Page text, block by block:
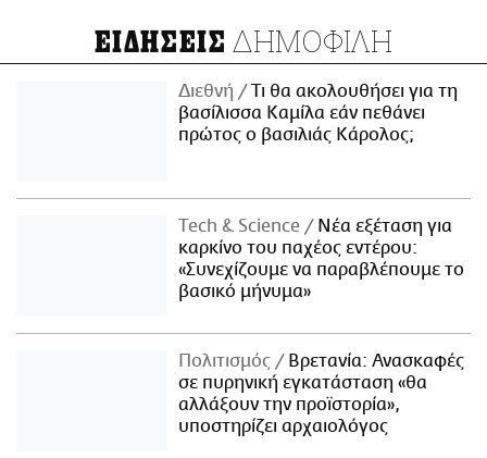
ΕΙΔΗΣΕΙΣ ΔΗΜΟΦΙΛΗ
Διεθνή
Τι θα ακολουθήσει για τη
βασίλισσα Καμίλα εάν πεθάνει
πρώτος ο βασιλιάς Κάρολος;
Τech & Science
Νέα εξέταση για
καρκίνο του παχέος εντέρου:
«Συνεχίζουμε να παραβλέπουμε το
βασικό μήνυμα»
Πολιτισμός
Βρετανία: Ανασκαφές
σε πυρηνική εγκατάσταση «θα
αλλάξουν την προϊστορία»,
υποστηρίζει αρχαιολόγος